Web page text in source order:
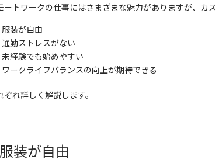
ートワークの仕事にはさまざまな魅力がありますが、
服装が自由
通勤ストレスがない
未経験でも始めやすい
ワークライフバランスの向上が期待できる
ぞれ詳しく解説します。
装が自由